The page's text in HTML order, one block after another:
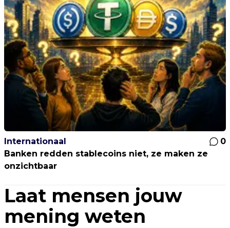
Internationaal
0
Banken redden stablecoins niet, ze maken ze
onzichtbaar
Laat mensen jouw
mening weten